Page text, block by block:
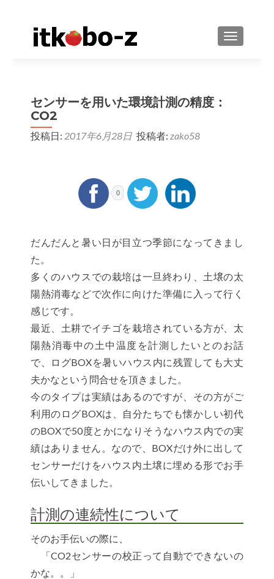
ナビゲー
センサーを用いた環境計測の精度：
CO2
投稿日: 2017年6月28日 投稿者: zako58
0
だんだんと暑い日が目立つ季節になってきまし
た。
多くのハウスでの栽培は一旦終わり、土壌の太
陽熱消毒などで次作に向けた準備に入って行く
感じです。
最近、土耕でイチゴを栽培されている方が、太
陽熱消毒中の土中温度を計測したいとのお話
で、ログBOXを暑いハウス内に残置しても大丈
夫かなという問合せを頂きました。
今のタイプは実績はあるのですが、その方がご
利用のログBOXは、自分たちでも懐かしい初代
のBOXで50度とかになりそうなハウス内での実
績はありません。なので、BOXだけ外に出して
センサーだけをハウス内土壌に埋める形でお手
伝いしてきました。
計測の連続性について
そのお手伝いの際に、
「CO2センサーの校正って自動でできないの
かな。。」